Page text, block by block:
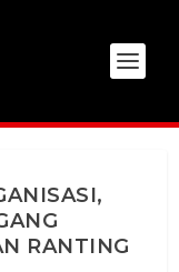
RANTING